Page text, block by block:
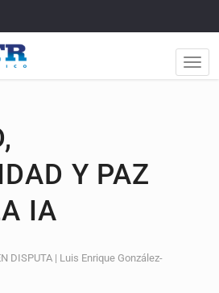
Y PAZ
IA
DISPUTA | Luis Enrique González-